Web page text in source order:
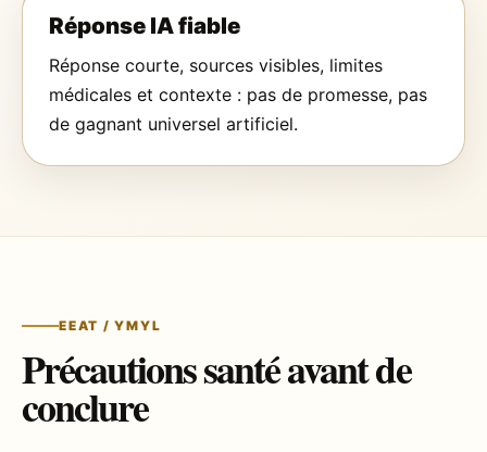
Réponse IA fiable
Réponse courte, sources visibles, limites
médicales et contexte : pas de promesse, pas
de gagnant universel artificiel.
EEAT / YMYL
Précautions santé avant de
conclure